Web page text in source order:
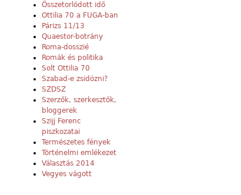
Összetorlódott idő
Ottilia 70 a FUGA-ban
Párizs 11/13
Quaestor-botrány
Roma-dosszié
Romák és politika
Solt Ottilia 70
Szabad-e zsidózni?
SZDSZ
Szerzők, szerkesztők,
bloggerek
Szijj Ferenc
piszkozatai
Természetes fények
Történelmi emlékezet
Választás 2014
Vegyes vágott